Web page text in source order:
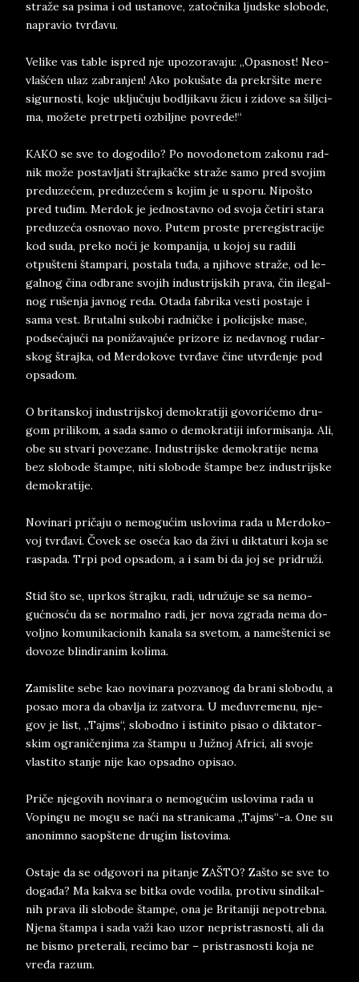
straže sa psi­ma i od usta­no­ve, zatočnika ljud­ske slo­bo­de,
na­pra­vio tvrđavu.
Ve­li­ke vas ta­ble is­pred nje upo­zo­ra­va­ju: „Opa­snost! Ne­o­
vlašćen ulaz za­branjen! Ako pokušate da pre­kršite mere
si­gur­no­sti, koje uključuju bo­dlji­ka­vu žicu i zi­do­ve sa šil­jci­
ma, možete pre­tr­pe­ti ozbil­jne po­vre­de!“
KAKO se sve to do­go­di­lo? Po no­vo­do­ne­tom za­ko­nu rad­
nik može po­stav­lja­ti štraj­ka­čke straže samo pred svo­jim
pred­u­zećem, pred­u­zećem s ko­jim je u spo­ru. Nipošto
pred tuđim. Mer­dok je jed­no­stav­no od svo­ja četi­ri sta­ra
pred­u­zeća osno­vao novo. Pu­tem pro­ste pre­re­gi­stra­ci­je
kod suda, pre­ko noći je kom­pa­ni­ja, u ko­joj su ra­di­li
otpušteni štam­pa­ri, po­sta­la tuđa, a nji­ho­ve straže, od le­
gal­nog čina od­bra­ne svo­jih in­du­strij­skih pra­va, čin ile­gal­
nog rušenja jav­nog reda. Ota­da fa­bri­ka ve­sti po­sta­je i
sama vest. Bru­tal­ni su­ko­bi rad­ničke i po­li­cij­ske mase,
pod­sećajući na ponižava­juće pri­zo­re iz ne­dav­nog ru­dar­
skog štraj­ka, od Mer­doko­ve tvrđave čine utvrđenje pod
op­sa­dom.
O bri­tan­skoj in­du­strij­skoj de­mo­kra­ti­ji go­vo­rićemo dru­
gom pri­li­kom, a sada samo o de­mo­kra­ti­ji in­for­mi­san­ja. Ali,
obe su stva­ri po­ve­za­ne. In­du­strijske de­mo­kra­ti­je nema
bez slo­bo­de štam­pe, niti slobode štam­pe bez in­dustrij­ske
de­mo­kra­ti­je.
No­vi­na­ri pričaju o ne­mo­gućim uslo­vi­ma rada u Mer­doko­
voj tvr­đa­vi. Čovek se oseća kao da živi u dik­ta­tu­ri koja se
ras­pa­da. Trpi pod op­sa­dom, a i sam bi da­ joj se pri­druži.
Stid što se, upr­kos štraj­ku, radi, udružuje se sa ne­mo­
gućnosću da se nor­mal­no radi, jer no­va­ zgra­da nema do­
vol­jno ko­mu­ni­ka­cionih ka­na­la sa sve­tom, a namešte­ni­ci se
do­vo­ze blin­di­ra­nim ko­li­ma.
Za­mi­sli­te sebe kao no­vi­na­ra po­zva­nog da bra­ni slo­bo­du, a
po­sao mora da obav­lja iz za­tvo­ra. U me­đu­vre­me­nu, nje­
gov je list, „Tajms“, slo­bod­no i isti­ni­to pi­sao o dik­ta­tor­
skim ogra­ničen­ji­ma za štam­pu u Južnoj Afri­ci, ali svo­je
vla­sti­to stan­je nije kao op­sad­no opi­sao.
Priče nje­go­vih no­vi­na­ra o ne­mo­gućim uslo­vi­ma rada u
Vo­pin­gu ne mogu se naći na stra­ni­ca­ma „Taj­m­s“-a. One su
ano­nim­no saopštene dru­gim li­sto­vi­ma.
Osta­je da se od­go­vo­ri na pi­tan­je ZAŠTO? Zašto se sve to
događa? Ma ka­kva se bit­ka ovde vo­dila, pro­ti­vu sin­di­ka­l­
nih pra­va ili slo­bo­de štam­pe, ona­ je Bri­ta­ni­ji ne­po­treb­na.
Nje­na štam­pa i sada važi kao uzor ne­pri­stra­sno­sti, ali da
ne bi­smo pre­te­ra­li, re­ci­mo bar – pri­stra­sno­sti koja ne
vre­đa ra­zum.